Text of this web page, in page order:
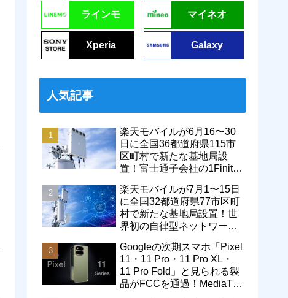
ラインモ マイネオ
Xperia Galaxy
人気記事
楽天モバイルが6月16〜30
日に全国36都道府県115市
区町村で新たな基地局設
置！富士通子会社の1Finity
エリアが拡大
楽天モバイルが7月1〜15日
に全国32都道府県77市区町
村で新たな基地局設置！世
界初の自律型ネットワーク
通信品質も改善
Googleの次期スマホ「Pixel
11・11 Pro・11 Pro XL・
11 Pro Fold」と見られる製
品がFCCを通過！MediaTek